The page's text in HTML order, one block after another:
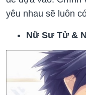
yêu nhau sẽ luôn
Nữ Sư Tử &